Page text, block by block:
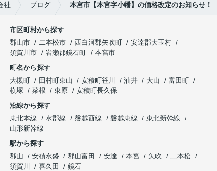
社 ブログ 本宮市【本宮字小幡】の価格改定のお知らせ！
市区町村から探す
郡山市
二本松市 西白河郡矢吹町
安達郡大玉村
須賀川市
岩瀬郡鏡石町
本宮市
町名から探す
大槻町
田村町東山 安積町笹川 油井 大山
富田町
横塚
菜根 東原
安積町長久保
沿線から探す
東北本線
水郡線 磐越西線 磐越東線
東北新幹線
山形新幹線
駅から探す
郡山
安積永盛 郡山富田 安達 本宮 矢吹
二本松
須賀川
喜久田 鏡石